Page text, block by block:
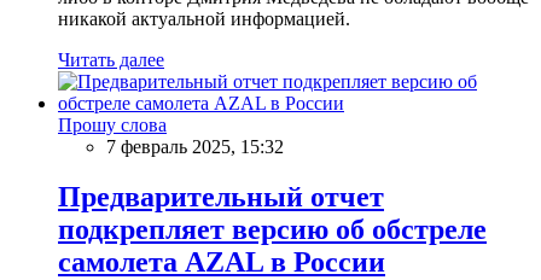
никакой актуальной информацией.
Читать далее
Прошу слова
7 февраль 2025, 15:32
Предварительный отчет
подкрепляет версию об обстреле
самолета AZAL в России